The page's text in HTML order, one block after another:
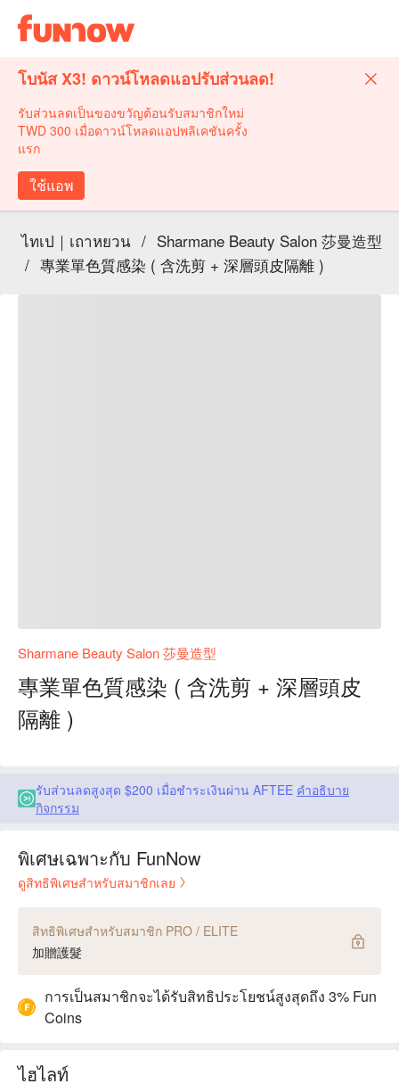
โบนัส X3! ดาวน์โหลดแอปรับส่วนลด!
รับส่วนลดเป็นของขวัญต้อนรับสมาชิกใหม่
TWD 300 เมื่อดาวน์โหลดแอปพลิเคชันครั้ง
แรก
ใช้แอพ
ไทเป｜เถาหยวน / Sharmane Beauty Salon 莎曼造型
/ 專業單色質感染 ( 含洗剪 + 深層頭皮隔離 )
Sharmane Beauty Salon 莎曼造型
專業單色質感染 ( 含洗剪 + 深層頭皮
隔離 )
รับส่วนลดสูงสุด $200 เมื่อชำระเงินผ่าน AFTEE คำอธิบาย
กิจกรรม
พิเศษเฉพาะกับ FunNow
ดูสิทธิพิเศษสำหรับสมาชิกเลย
สิทธิพิเศษสำหรับสมาชิก PRO / ELITE
加贈護髮
การเป็นสมาชิกจะได้รับสิทธิประโยชน์สูงสุดถึง 3% Fun
Coins
ไฮไลท์